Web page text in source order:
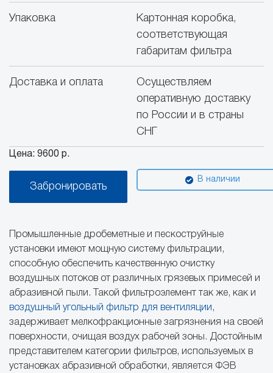
Упаковка
Картонная коробка,
соответствующая
габаритам фильтра
Доставка и оплата
Осуществляем
оперативную доставку
по России и в страны
СНГ
Цена: 9600 р.
Забронировать
В наличии
Промышленные дробеметные и пескоструйные
установки имеют мощную систему фильтрации,
способную обеспечить качественную очистку
воздушных потоков от различных грязевых примесей и
абразивной пыли. Такой фильтроэлемент так же, как и
воздушный угольный фильтр для вентиляции ,
задерживает мелкофракционные загрязнения на своей
поверхности, очищая воздух рабочей зоны. Достойным
представителем категории фильтров, используемых в
установках абразивной обработки, является ФЭВ